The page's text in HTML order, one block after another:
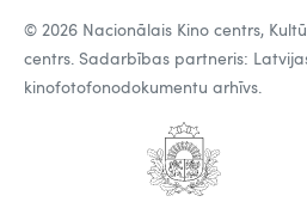
© 2026 Nacionālais Kino centrs,
centrs. Sadarbības partneris:
kinofotofonodokumentu arhīvs.